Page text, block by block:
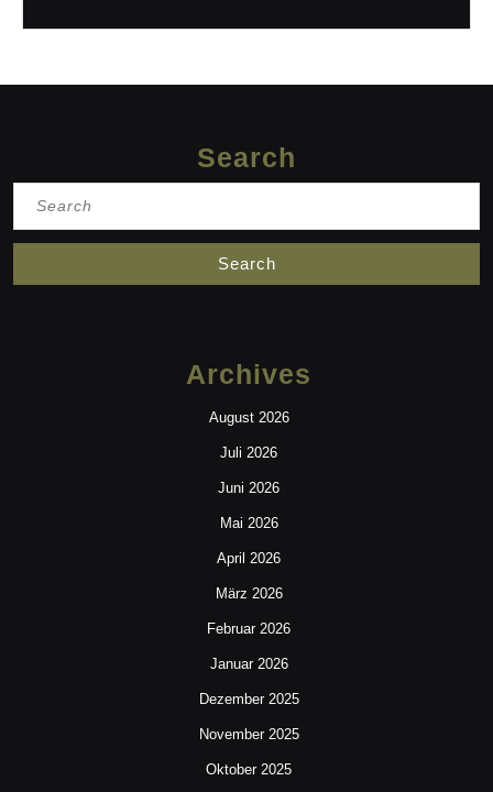
Search
Archives
August 2026
Juli 2026
Juni 2026
Mai 2026
April 2026
März 2026
Februar 2026
Januar 2026
Dezember 2025
November 2025
Oktober 2025